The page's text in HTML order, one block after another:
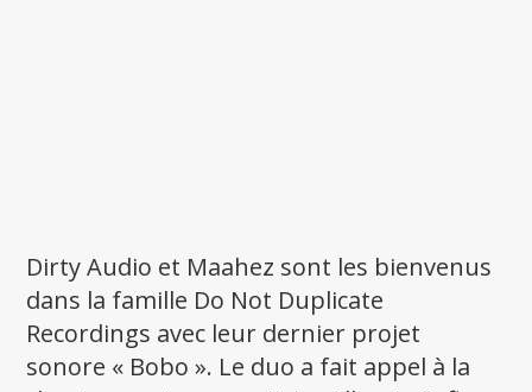
Dirty Audio et Maahez sont les bienvenus
dans la famille Do Not Duplicate
Recordings avec leur dernier projet
sonore « Bobo ». Le duo a fait appel à la